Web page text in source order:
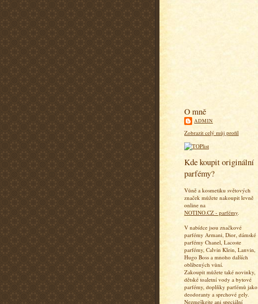
O mně
ADMIN
Zobrazit celý můj profil
Kde koupit originální
parfémy?
Vůně a kosmetiku světových
značek můžete nakoupit levně
online na
NOTINO.CZ - parfémy.
V nabídce jsou značkové
parfémy Armani, Dior, dámské
parfémy Chanel, Lacoste
parfémy, Calvin Klein, Lanvin,
Hugo Boss a mnoho dalších
oblíbených vůní.
Zakoupit můžete také novinky,
dětské toaletní vody a bytové
parfémy, doplňky parfémů jako
deodoranty a sprchové gely.
Nezmeškejte ani speciální